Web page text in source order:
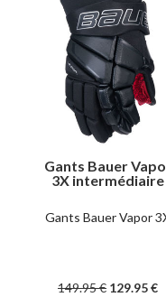
Gants Bauer
3X intermédiaire
Gants Bauer Vapor
149.95€ 129.95€